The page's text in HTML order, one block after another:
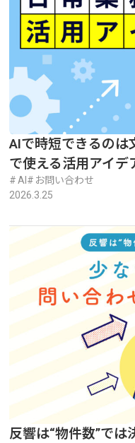
AIで時短できるのは
で使える活用アイデ
AI
お問い合わせ
2026.3.25
反響は“物件数”で